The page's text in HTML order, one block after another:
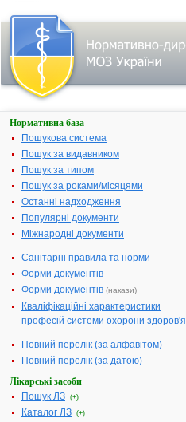
Нормативна база
Пошукова система
Пошук за видавником
Пошук за типом
Пошук за роками/місяцями
Останні надходження
Популярні документи
Міжнародні документи
Санітарні правила та норми
Форми документів
Форми документів (накази)
Кваліфікаційні характеристики
професій системи охорони здоров'я
Повний перелік (за алфавітом)
Повний перелік (за датою)
Лікарські засоби
Пошук ЛЗ (+)
Каталог ЛЗ (+)